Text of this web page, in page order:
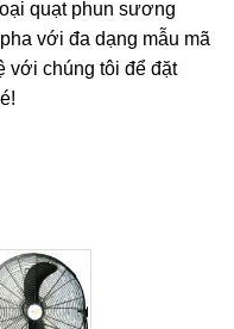
quạt phun sương
với đa dạng mẫu mã
với chúng tôi để đặt